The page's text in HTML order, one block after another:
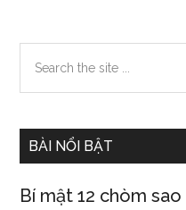
khi
trang
trí
cửa
theo
Primary
Sidebar
the
BÀI NỔI BẬT
Bí mật 12 chòm